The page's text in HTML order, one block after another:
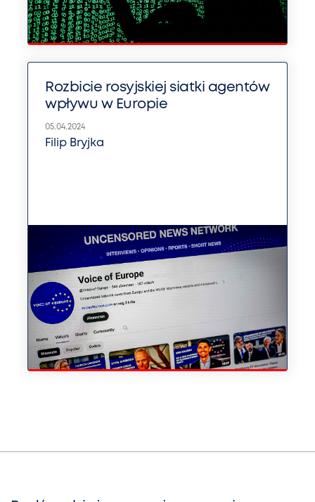
Rozbicie rosyjskiej siatki agentów
wpływu w Europie
05.04.2024
Filip Bryjka